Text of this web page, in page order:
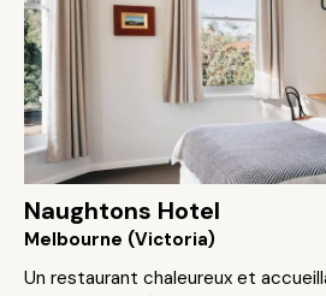
Naughtons Hotel
Melbourne (Victoria)
Un restaurant chaleureux et